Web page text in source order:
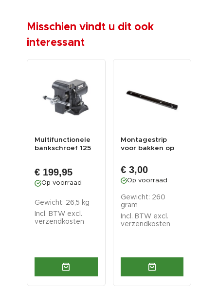
Misschien vindt u dit ook
interessant
Multifunctionele
bankschroef 125
€ 199,95
Op voorraad
Gewicht: 26,5 kg
Incl. BTW excl.
verzendkosten
Montagestrip
voor bakken op
- Tra...
€ 3,00
Op voorraad
Gewicht: 260
gram
Incl. BTW excl.
verzendkosten